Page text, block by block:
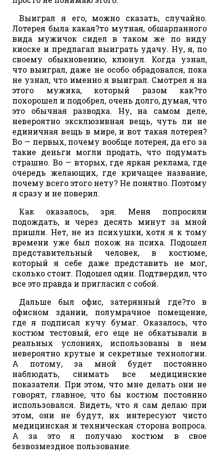
Выиграл я его, можно сказать, случайно.
Лотерея была какая?то мутная, обшарпанного
вида мужичок сидел в таком же по виду
киоске и предлагал выиграть удачу. Ну, я, по
своему обыкновению, клюнул. Когда узнал,
что выиграл, даже не особо обрадовался, пока
не узнал, что именно я выиграл. Смотрел я на
этого мужика, который разом как?то
похорошел и подобрел, очень долго, думая, что
это обычная разводка. Ну, на самом деле,
невероятно эксклюзивная вещь, чуть ли не
единичная вещь в мире, и вот такая лотерея?
Во — первых, почему вообще лотерея, да его за
такие деньги могли продать, что подумать
страшно. Во — вторых, где яркая реклама, где
очередь желающих, где кричащее название,
почему всего этого нету? Не понятно. Поэтому
я сразу и не поверил.
Как оказалось, зря. Меня попросили
подождать, и через десять минут за мной
пришли. Нет, не из психушки, хотя я к тому
времени уже был похож на психа. Подошел
представительный человек, в костюме,
который я себе даже представить не мог,
сколько стоит. Подошел один. Подтвердил, что
все это правда и пригласил с собой.
Дальше был офис, затерянный где?то в
офисном здании, полумрачное помещение,
где я подписал кучу бумаг. Оказалось, что
костюм тестовый, его еще не обкатывали в
реальных условиях, использованы в нем
невероятно крутые и секретные технологии.
А потому, за мной будет постоянно
наблюдать, снимать все медицинские
показатели. При этом, что мне делать они не
говорят, главное, что бы костюм постоянно
использовался. Видеть, что я сам делаю при
этом, они не будут, их интересуют чисто
медицинская и техническая сторона вопроса.
А за это я получаю костюм в свое
безвозмездное пользование.